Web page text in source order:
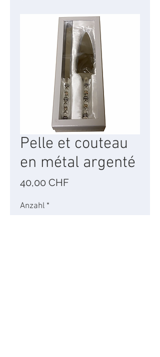
Pelle et couteau
en métal argenté
40,00 CHF
Anzahl *